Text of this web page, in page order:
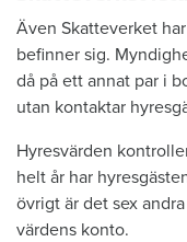
Även Skatteverket
befinner sig.
då på ett annat par i
utan kontaktar
Hyresvärden
helt år har
övrigt är det sex
värdens konto.